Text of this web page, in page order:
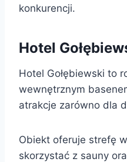
konkurencji.
Hotel
Hotel Gołębiewski to
wewnętrznym
atrakcje zarówno dla
Obiekt oferuje strefę
skorzystać z sauny